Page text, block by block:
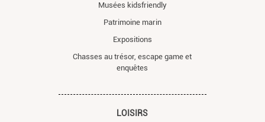
Musées kidsfriendly
Patrimoine marin
Expositions
Chasses au trésor, escape game et
enquêtes
LOISIRS